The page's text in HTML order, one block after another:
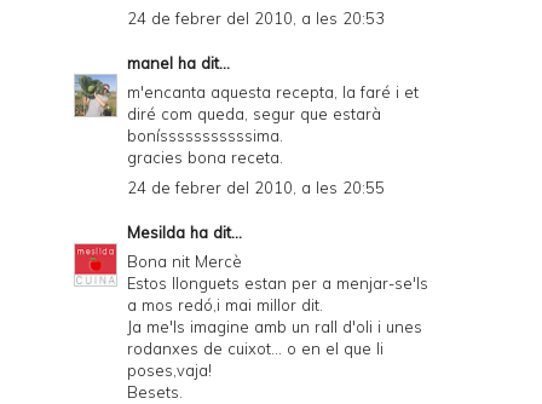
24 de febrer del 2010, a les 20:53
manel ha dit...
m'encanta aquesta recepta, la faré i et
diré com queda, segur que estarà
bonísssssssssssima.
gracies bona receta.
24 de febrer del 2010, a les 20:55
Mesilda ha dit...
Bona nit Mercè
Estos llonguets estan per a menjar-se'ls
a mos redó,i mai millor dit.
Ja me'ls imagine amb un rall d'oli i unes
rodanxes de cuixot... o en el que li
poses,vaja!
Besets.